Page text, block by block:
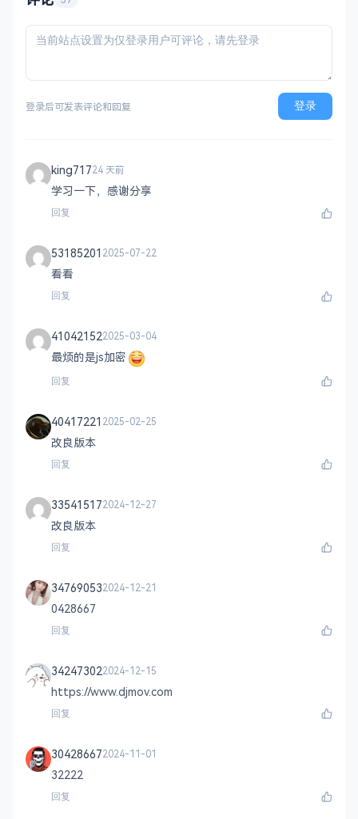
登录后可发表评论和回复 登录
king71724 天前
学习一下，感谢分享
回复
53185201 2025-07-22
看看
回复
410421522025-03-04
最烦的是js加密
回复
40417221 2025-02-25
改良版本
回复
335415172024-12-27
改良版本
回复
347690532024-12-21
0428667
回复
342473022024-12-15
https://www.djmov.com
回复
304286672024-11-01
32222
回复